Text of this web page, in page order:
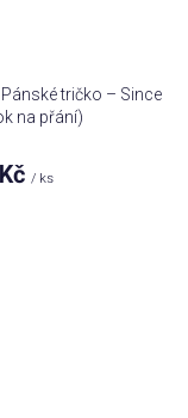
tričko – Since
na přání)
/ ks